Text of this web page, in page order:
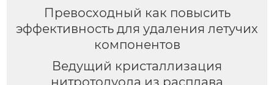
Превосходный как повысить
эффективность для удаления летучих
компонентов
Ведущий кристаллизация